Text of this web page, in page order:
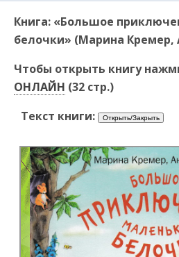
Книга: «Большое
белочки» (Марина
Чтобы открыть книгу
ОНЛАЙН (32 стр.)
Текст книги: